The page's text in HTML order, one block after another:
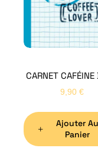
CARNET CAFÉINE
9,90 €
Ajouter Au
Panier